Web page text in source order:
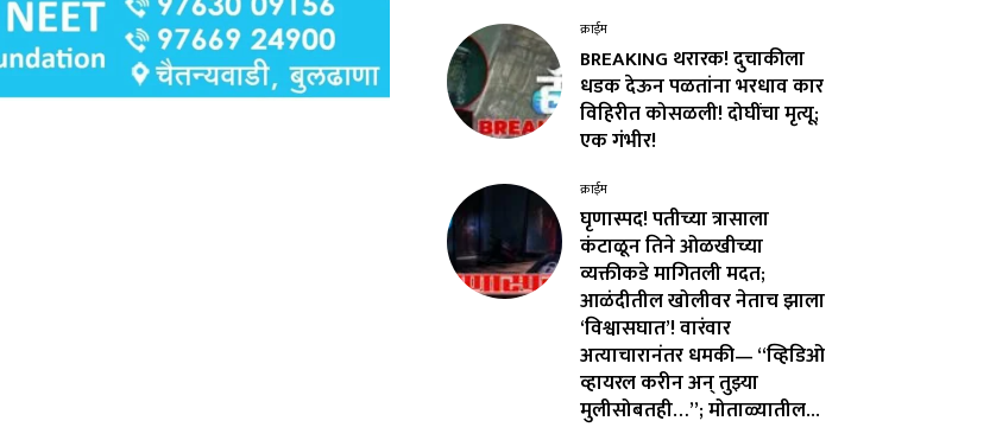
क्राईम
BREAKING थरारक! दुचाकीला
धडक देऊन पळतांना भरधाव कार
विहिरीत कोसळली! दोघींचा मृत्यू;
एक गंभीर!
क्राईम
घृणास्पद! पतीच्या त्रासाला
कंटाळून तिने ओळखीच्या
व्यक्तीकडे मागितली मदत;
आळंदीतील खोलीवर नेताच झाला
‘विश्वासघात’! वारंवार
अत्याचारानंतर धमकी— “व्हिडिओ
व्हायरल करीन अन् तुझ्या
मुलीसोबतही…”; मोताळ्यातील...